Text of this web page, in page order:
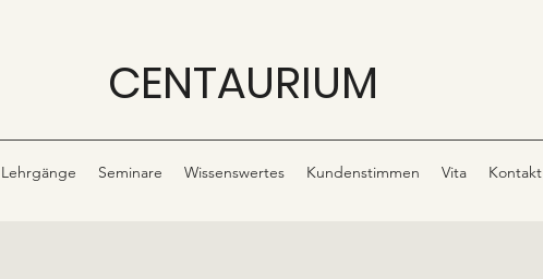
CENTAURIUM
Lehrgänge Seminare Wissenswertes Kundenstimmen Vita Kontakt